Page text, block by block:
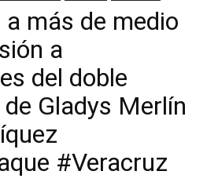
más de medio
a
del doble
Gladys Merlín
#Veracruz